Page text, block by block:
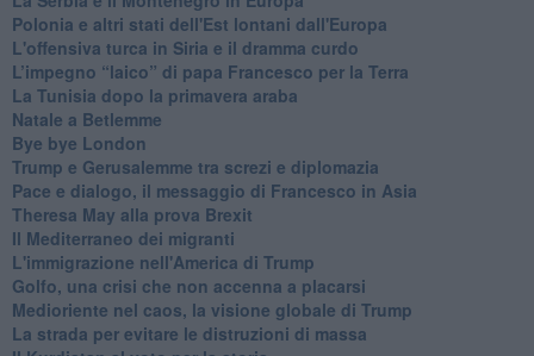
Polonia e altri stati dell'Est lontani dall'Europa
L'offensiva turca in Siria e il dramma curdo
L’impegno “laico” di papa Francesco per la Terra
La Tunisia dopo la primavera araba
Natale a Betlemme
Bye bye London
Trump e Gerusalemme tra screzi e diplomazia
Pace e dialogo, il messaggio di Francesco in Asia
Theresa May alla prova Brexit
Il Mediterraneo dei migranti
L'immigrazione nell'America di Trump
Golfo, una crisi che non accenna a placarsi
Medioriente nel caos, la visione globale di Trump
La strada per evitare le distruzioni di massa